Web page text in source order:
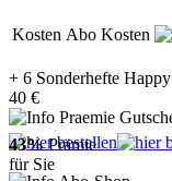
Kosten Abo Kosten
+ 6 Sonderhefte Happy
40 €
43% Prämie
für Sie